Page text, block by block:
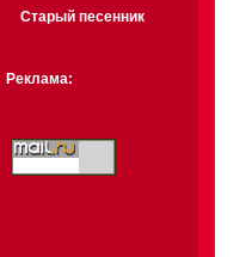
Старый песенник
Реклама: